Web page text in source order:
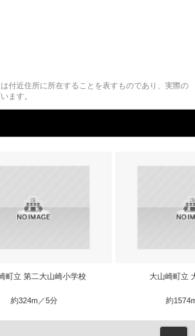
付近住所に所在することを表すものであり、実際の
ます。
町立 第二大山崎小学校
約324m／5分
大山崎町立
約